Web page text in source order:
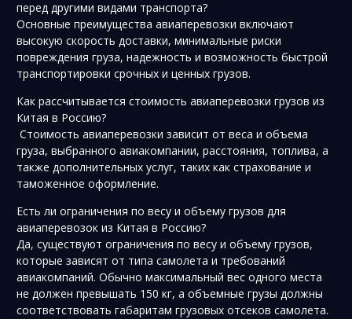
перед другими видами транспорта?
Основные преимущества авиаперевозки включают
высокую скорость доставки, минимальные риски
повреждения груза, надежность и возможность быстрой
транспортировки срочных и ценных грузов.
Как рассчитывается стоимость авиаперевозки грузов из
Китая в Россию?
Стоимость авиаперевозки зависит от веса и объема
груза, выбранного авиакомпании, расстояния, топлива, а
также дополнительных услуг, таких как страхование и
таможенное оформление.
Есть ли ограничения по весу и объему грузов для
авиаперевозок из Китая в Россию?
Да, существуют ограничения по весу и объему грузов,
которые зависят от типа самолета и требований
авиакомпаний. Обычно максимальный вес одного места
не должен превышать 150 кг, а объемные грузы должны
соответствовать габаритам грузовых отсеков самолета.